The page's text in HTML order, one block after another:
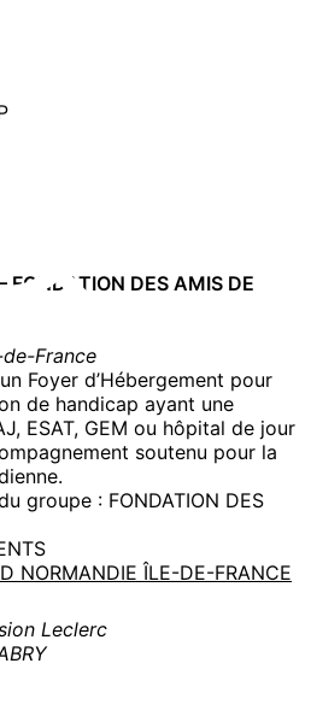
pour lancer la recherche
FONDATION DES AMIS DE
France
Foyer d’Hébergement pour
de handicap ayant une
ESAT, GEM ou hôpital de jour
soutenu pour la
groupe : FONDATION DES
NORMANDIE ÎLE-DE-FRANCE
Leclerc